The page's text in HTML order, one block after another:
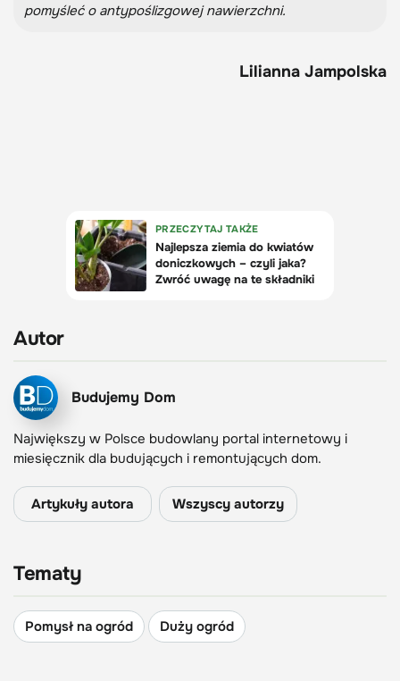
pomyśleć o antypoślizgowej nawierzchni.
Lilianna Jampolska
Autor
Budujemy Dom
Największy w Polsce budowlany portal internetowy i
miesięcznik dla budujących i remontujących dom.
Artykuły autora Wszyscy autorzy
Tematy
Pomysł na ogród Duży ogród